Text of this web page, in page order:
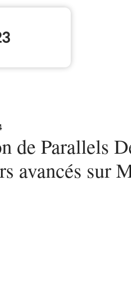
de Parallels
avancés sur